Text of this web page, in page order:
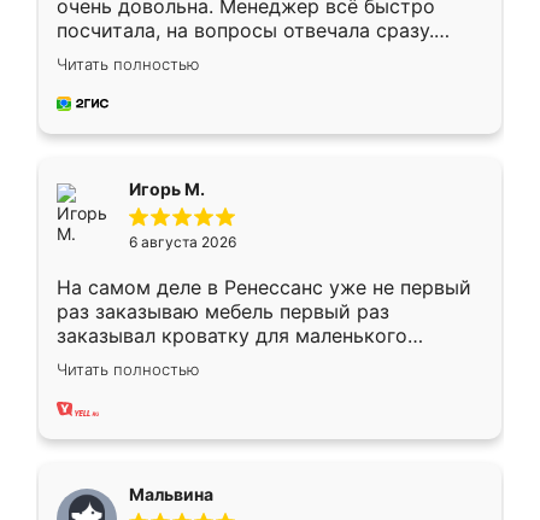
очень довольна. Менеджер всё быстро
посчитала, на вопросы отвечала сразу.
Замерщик приехал в субботу, подошёл к
делу со всей ответственностью. Собрали
за день, ребята работали аккуратно, даже
Читать полностью
Игорь М.
6 августа 2026
На самом деле в Ренессанс уже не первый
раз заказываю мебель первый раз
заказывал кроватку для маленького
ребёнка при его рождении ,во второй раз
заказал шкаф-купе. По качеству очень
хорошее сборка достаточно быстрая,
меньше, здесь же он более разнообразный.
Читать полностью
Мальвина